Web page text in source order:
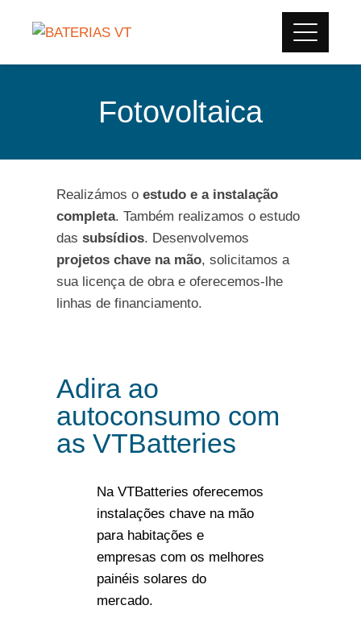
Fotovoltaica
Realizámos o estudo e a instalação
completa. Também realizamos o estudo
das subsídios. Desenvolvemos
projetos chave na mão, solicitamos a
sua licença de obra e oferecemos-lhe
linhas de financiamento.
Adira ao
autoconsumo com
as VTBatteries
Na VTBatteries oferecemos
instalações chave na mão
para habitações e
empresas com os melhores
painéis solares do
mercado.